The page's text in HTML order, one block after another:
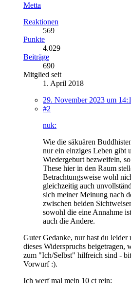
Metta
Reaktionen
569
Punkte
4.029
Beiträge
690
Mitglied seit
1. April 2018
29. November 2023 um
#2
nuk:
Wie die säkuären
nur ein einziges Leben gibt
Wiedergeburt bezweifeln,
These hier in den Raum
Betrachtungsweise wohl
gleichzeitig auch
sich meiner Meinung nach
zwischen beiden
sowohl die eine Annahme
auch die Andere.
Guter Gedanke, nur hast du
dieses Widerspruchs beigetragen,
zum "Ich/Selbst" hilfreich sind -
Vorwurf :).
Ich werf mal mein 10 ct rein: